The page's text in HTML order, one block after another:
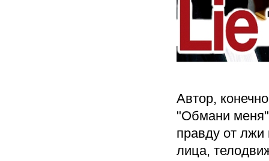
Автор,
"Обмани меня"
правду от лжи
лица,